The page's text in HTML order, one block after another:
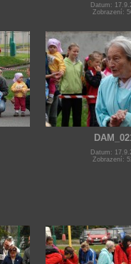
Datum:
Zobrazení:
Datum:
Zobrazení: